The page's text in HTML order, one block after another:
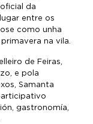
da
entre os
como unha
na vila.
de Feiras,
e pola
Samanta
gastronomía,